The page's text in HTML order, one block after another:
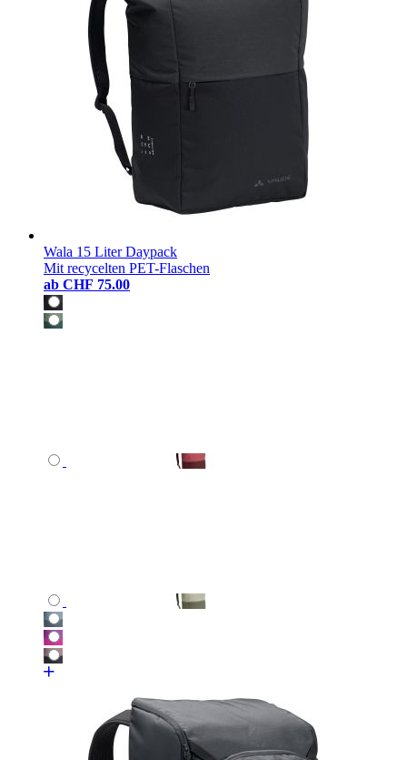
Wala 15 Liter Daypack
Mit recycelten PET-Flaschen
ab CHF 75.00